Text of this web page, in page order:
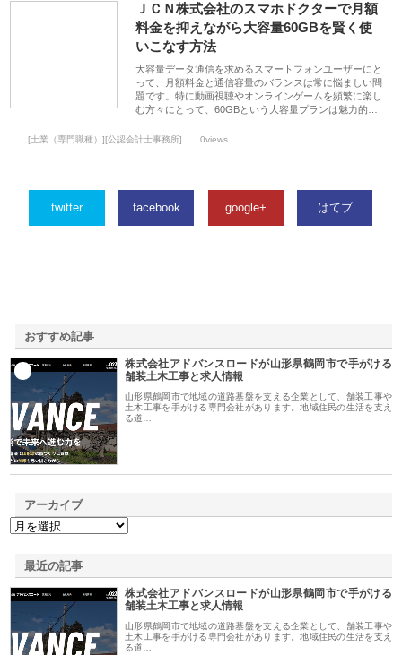
ＪＣＮ株式会社のスマホドクターで月額
料金を抑えながら大容量60GBを賢く使
いこなす方法
大容量データ通信を求めるスマートフォンユーザーにと
って、月額料金と通信容量のバランスは常に悩ましい問
題です。特に動画視聴やオンラインゲームを頻繁に楽し
む方々にとって、60GBという大容量プランは魅力的…
[士業（専門職種）][公認会計士事務所] 0views
twitter facebook google+ はてブ
おすすめ記事
株式会社アドバンスロードが山形県鶴岡市で手がける
舗装土木工事と求人情報
山形県鶴岡市で地域の道路基盤を支える企業として、舗装工事や
土木工事を手がける専門会社があります。地域住民の生活を支え
る道…
アーカイブ
最近の記事
株式会社アドバンスロードが山形県鶴岡市で手がける
舗装土木工事と求人情報
山形県鶴岡市で地域の道路基盤を支える企業として、舗装工事や
土木工事を手がける専門会社があります。地域住民の生活を支え
る道…